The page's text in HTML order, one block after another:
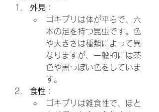
外見 ：
ゴキブリは体が平らで、六
本の足を持つ昆虫です。色
や大きさは種類によって異
なりますが、一般的には茶
色や黒っぽい色をしていま
す。
食性 ：
ゴキブリは雑食性で、ほと